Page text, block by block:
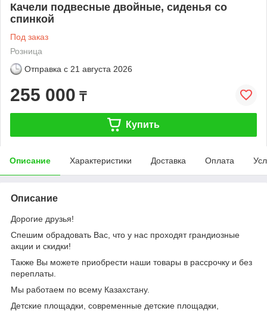
Качели подвесные двойные, сиденья со
спинкой
Под заказ
Розница
Отправка с 21 августа 2026
255 000 ₸
Купить
Описание Характеристики Доставка Оплата
Описание
Дорогие друзья!
Спешим обрадовать Вас, что у нас проходят грандиозные
акции и скидки!
Также Вы можете приобрести наши товары в рассрочку и без
переплаты.
Мы работаем по всему Казахстану.
Детские площадки, современные детские площадки,